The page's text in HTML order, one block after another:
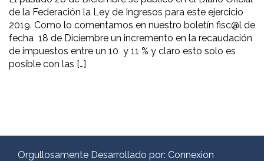
de la Federación la Ley de Ingresos para este ejercicio
2019. Como lo comentamos en nuestro boletín fisc@l de
fecha 18 de Diciembre un incremento en la recaudación
de impuestos entre un 10 y 11 % y claro esto solo es
posible con las […]
Orgullosamente Desarrollado por: Connexion